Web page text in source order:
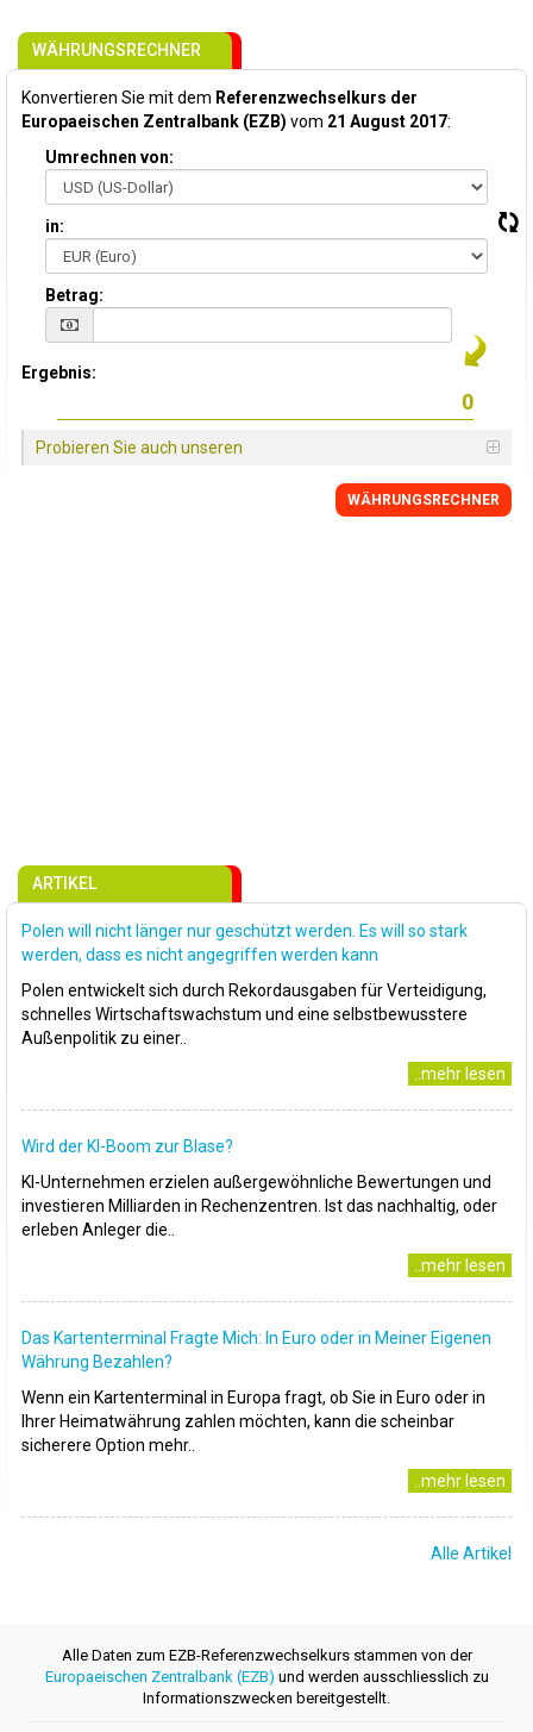
WÄHRUNGSRECHNER
Konvertieren Sie mit dem Referenzwechselkurs der
Europaeischen Zentralbank (EZB) vom 21 August 2017:
Umrechnen von:
in:
Betrag:
Ergebnis:
Probieren Sie auch unseren
WÄHRUNGSRECHNER
ARTIKEL
Polen will nicht länger nur geschützt werden. Es will so stark
werden, dass es nicht angegriffen werden kann
Polen entwickelt sich durch Rekordausgaben für Verteidigung,
schnelles Wirtschaftswachstum und eine selbstbewusstere
Außenpolitik zu einer..
..mehr lesen
Wird der KI-Boom zur Blase?
KI-Unternehmen erzielen außergewöhnliche Bewertungen und
investieren Milliarden in Rechenzentren. Ist das nachhaltig, oder
erleben Anleger die..
..mehr lesen
Das Kartenterminal Fragte Mich: In Euro oder in Meiner Eigenen
Währung Bezahlen?
Wenn ein Kartenterminal in Europa fragt, ob Sie in Euro oder in
Ihrer Heimatwährung zahlen möchten, kann die scheinbar
sicherere Option mehr..
..mehr lesen
Alle Artikel
Alle Daten zum EZB-Referenzwechselkurs stammen von der
Europaeischen Zentralbank (EZB) und werden ausschliesslich zu
Informationszwecken bereitgestellt.